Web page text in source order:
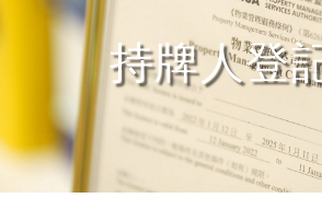
持牌人登